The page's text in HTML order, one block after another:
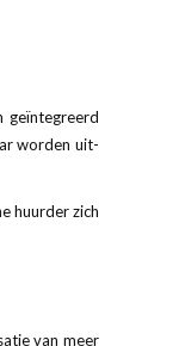
geïntegreerd
worden uit-
huurder zich
van meer